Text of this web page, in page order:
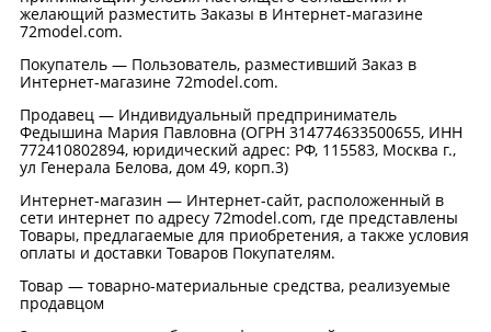
желающий разместить Заказы в Интернет-магазине
72model.com.
Покупатель — Пользователь, разместивший Заказ в
Интернет-магазине 72model.com.
Продавец — Индивидуальный предприниматель
Федышина Мария Павловна (ОГРН 314774633500655, ИНН
772410802894, юридический адрес: РФ, 115583, Москва г.,
ул Генерала Белова, дом 49, корп.3)
Интернет-магазин — Интернет-сайт, расположенный в
сети интернет по адресу 72model.com, где представлены
Товары, предлагаемые для приобретения, а также условия
оплаты и доставки Товаров Покупателям.
Товар — товарно-материальные средства, реализуемые
продавцом